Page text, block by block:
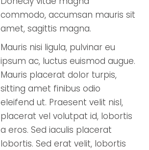
commodo, accumsan mauris sit
amet, sagittis magna.
Mauris nisi ligula, pulvinar eu
ipsum ac, luctus euismod augue.
Mauris placerat dolor turpis,
sitting amet finibus odio
eleifend ut. Praesent velit nisl,
placerat vel volutpat id, lobortis
a eros. Sed iaculis placerat
lobortis. Sed erat velit, lobortis